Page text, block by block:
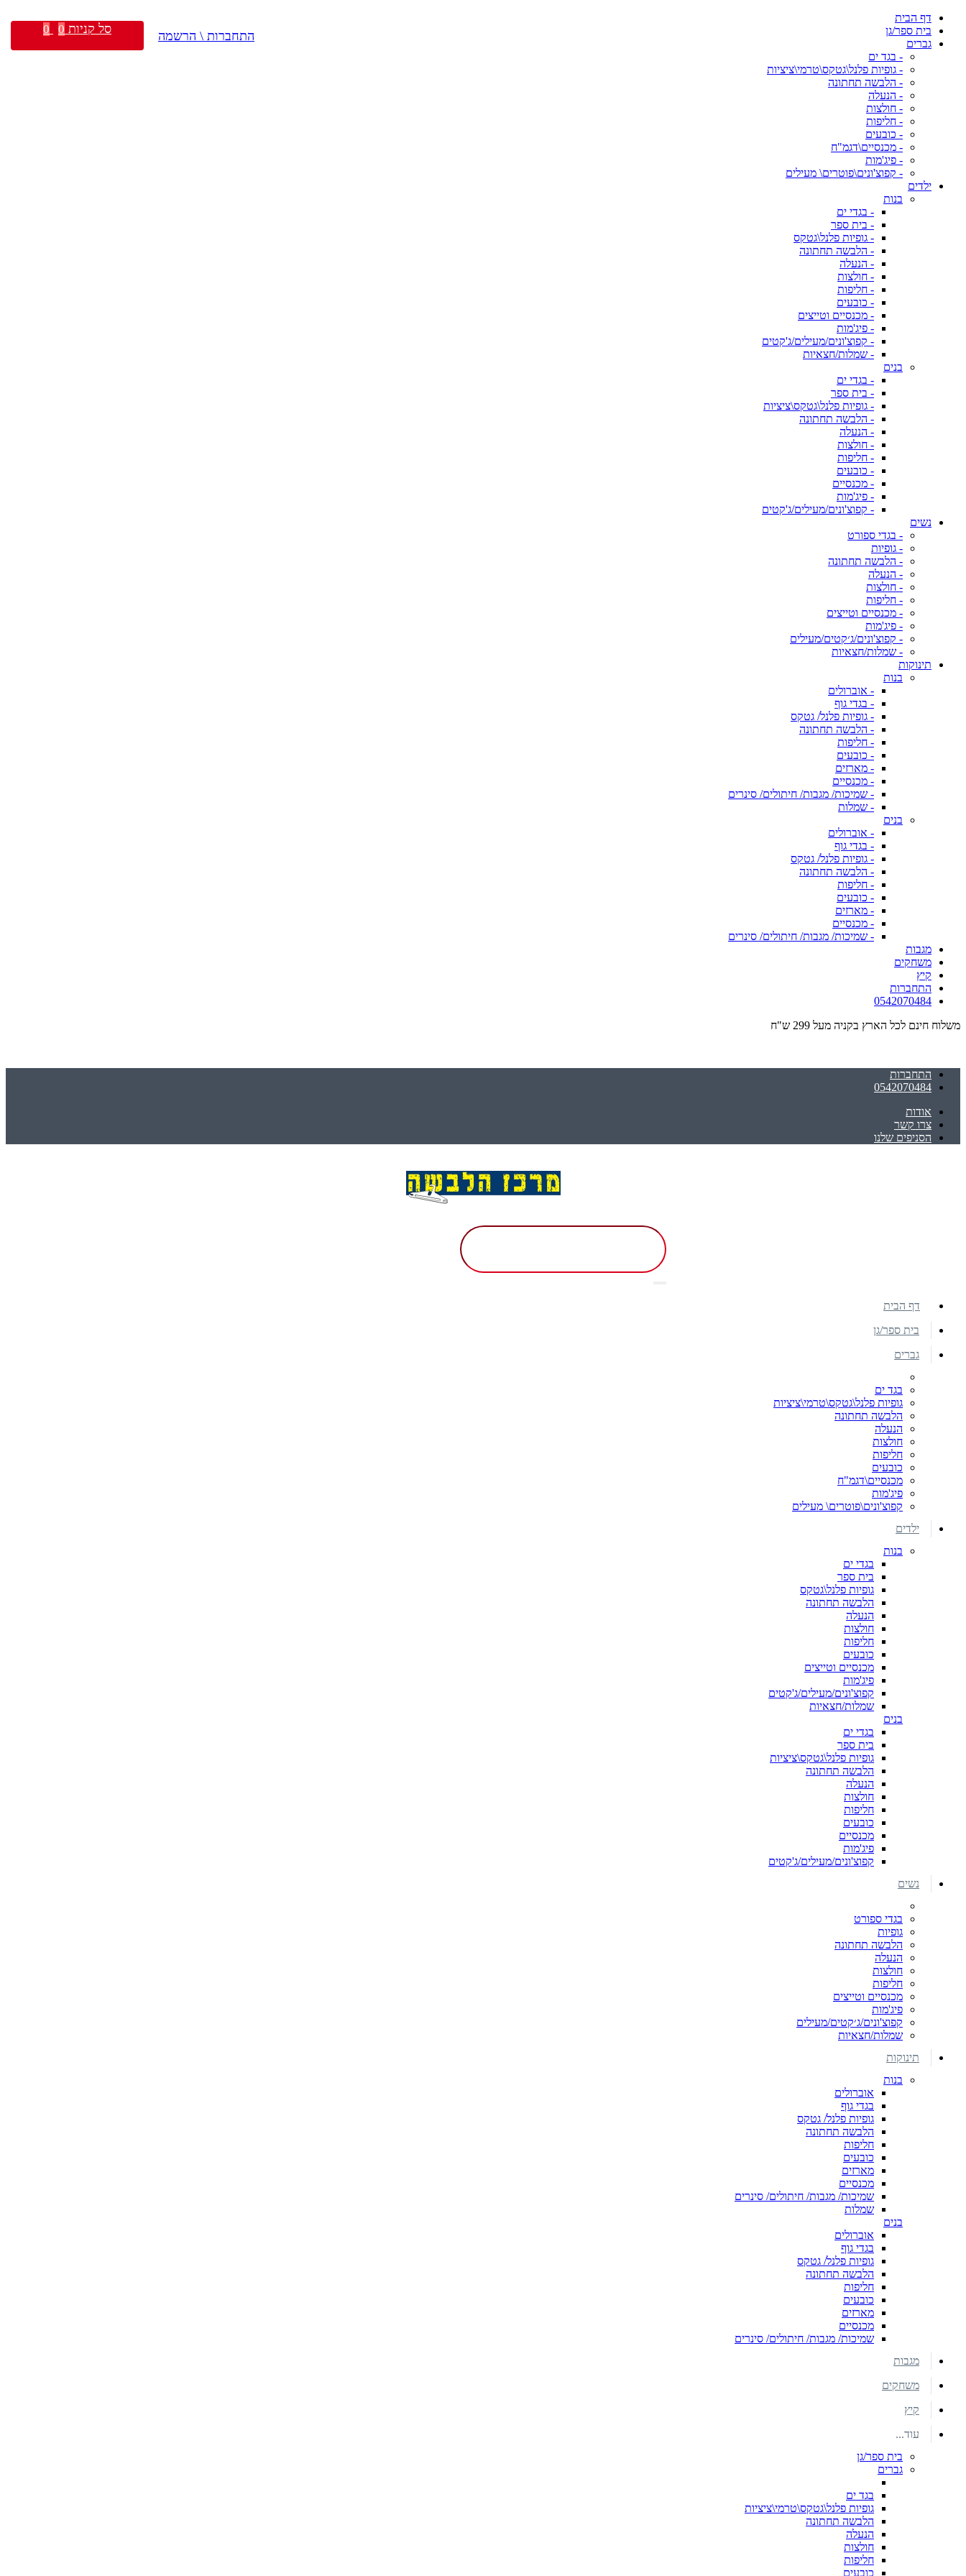
דף הבית
בית ספר/גן
גברים
- בגד ים
- גופיות פלנל\גטקס\טרמי\ציציות
- הלבשה תחתונה
- הנעלה
- חולצות
- חליפות
- כובעים
- מכנסיים\דגמ"ח
- פיג'מות
- קפוצ'ונים\פוטרים\ מעילים
ילדים
בנות
- בגדי ים
- בית ספר
- גופיות פלנל\גטקס
- הלבשה תחתונה
- הנעלה
- חולצות
- חליפות
- כובעים
- מכנסיים וטייצים
- פיג'מות
- קפוצ'ונים/מעילים/ג'קטים
- שמלות/חצאיות
בנים
- בגדי ים
- בית ספר
- גופיות פלנל\גטקס\ציציות
- הלבשה תחתונה
- הנעלה
- חולצות
- חליפות
- כובעים
- מכנסיים
- פיג'מות
- קפוצ'ונים/מעילים/ג'קטים
נשים
- בגדי ספורט
- גופיות
- הלבשה תחתונה
- הנעלה
- חולצות
- חליפות
- מכנסיים וטייצים
- פיג'מות
- קפוצ'ונים/ג׳קטים/מעילים
- שמלות/חצאיות
תינוקות
בנות
- אוברולים
- בגדי גוף
- גופיות פלנל/ גטקס
- הלבשה תחתונה
- חליפות
- כובעים
- מארזים
- מכנסיים
- שמיכות/ מגבות/ חיתולים/ סינרים
- שמלות
בנים
- אוברולים
- בגדי גוף
- גופיות פלנל/ גטקס
- הלבשה תחתונה
- חליפות
- כובעים
- מארזים
- מכנסיים
- שמיכות/ מגבות/ חיתולים/ סינרים
מגבות
משחקים
קיץ
התחברות
0542070484
משלוח חינם לכל הארץ בקניה מעל 299 ש"ח
התחברות
0542070484
אודות
צרו קשר
הסניפים שלנו
התחברות \ הרשמה סל קניות 0
0
דף הבית
בית ספר/גן
גברים
בגד ים
גופיות פלנל\גטקס\טרמי\ציציות
הלבשה תחתונה
הנעלה
חולצות
חליפות
כובעים
מכנסיים\דגמ"ח
פיג'מות
קפוצ'ונים\פוטרים\ מעילים
ילדים
בנות
בגדי ים
בית ספר
גופיות פלנל\גטקס
הלבשה תחתונה
הנעלה
חולצות
חליפות
כובעים
מכנסיים וטייצים
פיג'מות
קפוצ'ונים/מעילים/ג'קטים
שמלות/חצאיות
בנים
בגדי ים
בית ספר
גופיות פלנל\גטקס\ציציות
הלבשה תחתונה
הנעלה
חולצות
חליפות
כובעים
מכנסיים
פיג'מות
קפוצ'ונים/מעילים/ג'קטים
נשים
בגדי ספורט
גופיות
הלבשה תחתונה
הנעלה
חולצות
חליפות
מכנסיים וטייצים
פיג'מות
קפוצ'ונים/ג׳קטים/מעילים
שמלות/חצאיות
תינוקות
בנות
אוברולים
בגדי גוף
גופיות פלנל/ גטקס
הלבשה תחתונה
חליפות
כובעים
מארזים
מכנסיים
שמיכות/ מגבות/ חיתולים/ סינרים
שמלות
בנים
אוברולים
בגדי גוף
גופיות פלנל/ גטקס
הלבשה תחתונה
חליפות
כובעים
מארזים
מכנסיים
שמיכות/ מגבות/ חיתולים/ סינרים
מגבות
משחקים
קיץ
עוד...
בית ספר/גן
גברים
בגד ים
גופיות פלנל\גטקס\טרמי\ציציות
הלבשה תחתונה
הנעלה
חולצות
חליפות
כובעים